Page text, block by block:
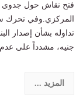
فتح نقاش حول جدوى
المركزي.وفي تحرك
جنيه، مشدداً على
المزيد ...